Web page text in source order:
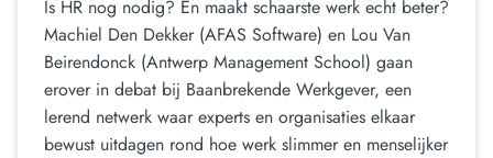
Is HR nog nodig? En maakt schaarste werk echt beter?
Machiel Den Dekker (AFAS Software) en Lou Van
Beirendonck (Antwerp Management School) gaan
erover in debat bij Baanbrekende Werkgever, een
lerend netwerk waar experts en organisaties elkaar
bewust uitdagen rond hoe werk slimmer en menselijker